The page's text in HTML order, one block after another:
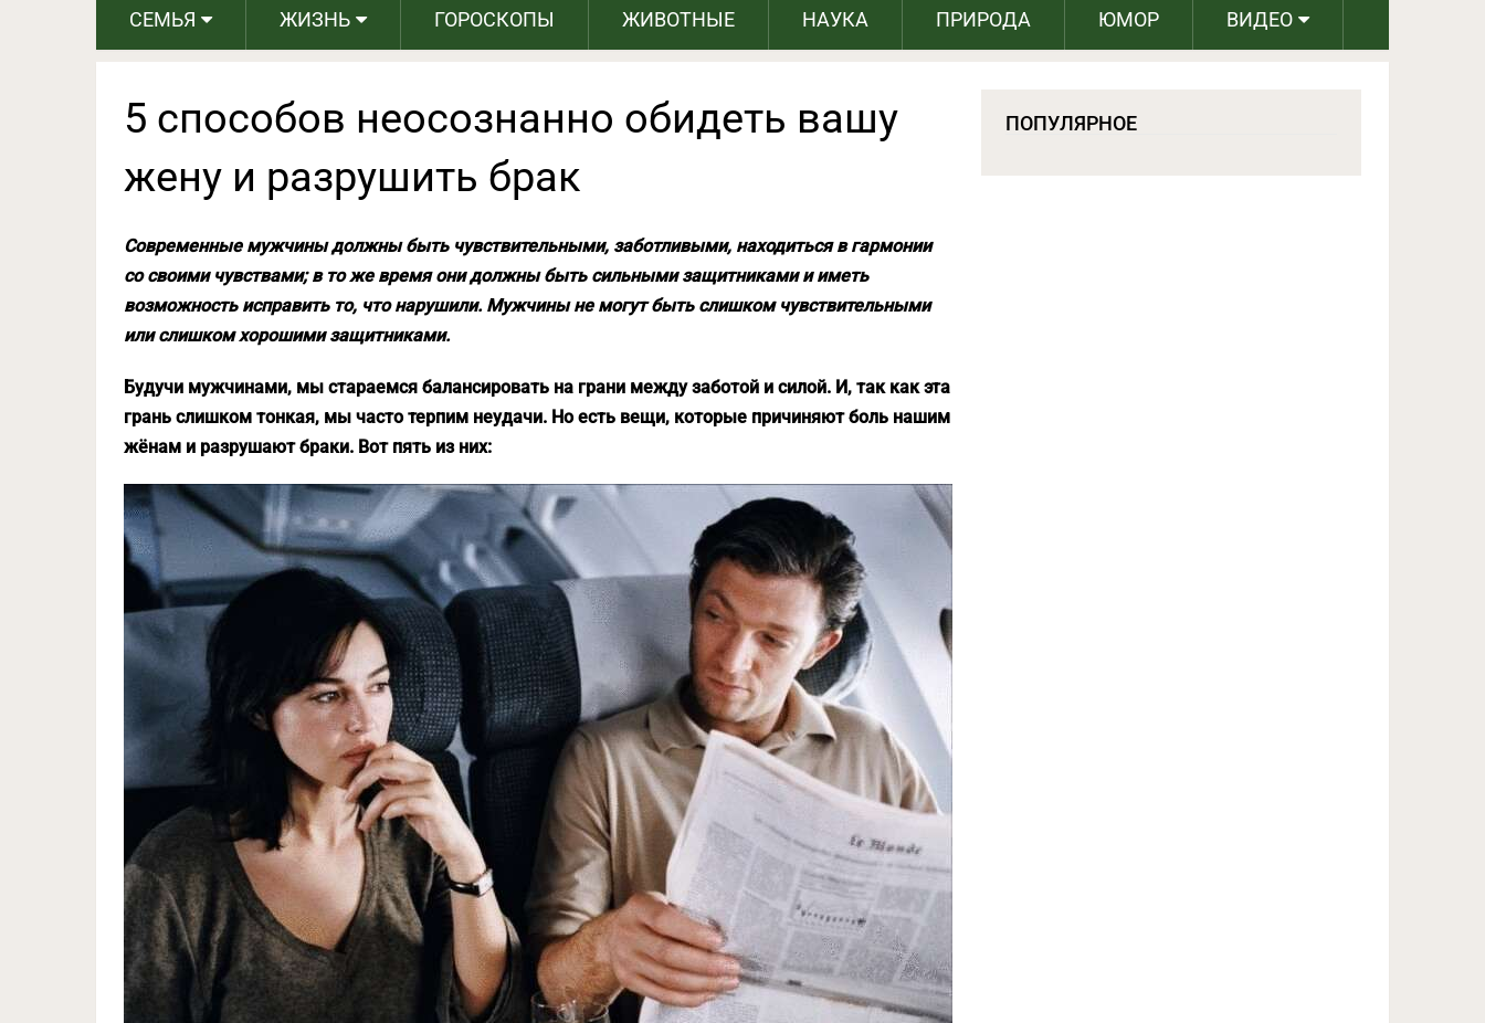
СЕМЬЯ ЖИЗНЬ ГОРОСКОПЫ ЖИВОТНЫЕ НАУКА ПРИРОДА ЮМОР ВИДЕО
5 способов неосознанно обидеть вашу
жену и разрушить брак
Современные мужчины должны быть чувствительными, заботливыми, находиться в гармонии
со своими чувствами; в то же время они должны быть сильными защитниками и иметь
возможность исправить то, что нарушили. Мужчины не могут быть слишком чувствительными
или слишком хорошими защитниками.
Будучи мужчинами, мы стараемся балансировать на грани между заботой и силой. И, так как эта
грань слишком тонкая, мы часто терпим неудачи. Но есть вещи, которые причиняют боль нашим
жёнам и разрушают браки. Вот пять из них:
ПОПУЛЯРНОЕ